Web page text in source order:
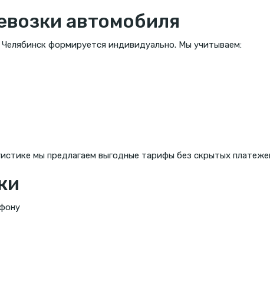
автомобиля
формируется индивидуально. Мы учитываем:
мы предлагаем выгодные тарифы без скрытых